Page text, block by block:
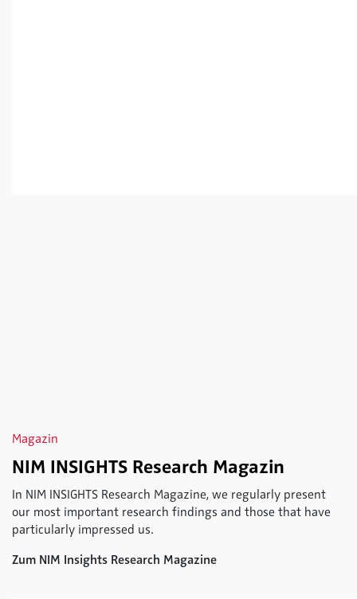
Magazin
NIM INSIGHTS Research Magazin
In NIM INSIGHTS Research Magazine, we regularly present
our most important research findings and those that have
particularly impressed us.
Zum NIM Insights Research Magazine